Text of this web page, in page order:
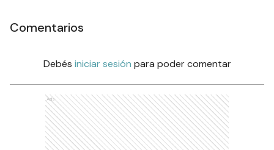
Comentarios
Debés iniciar sesión para poder comentar
Ads